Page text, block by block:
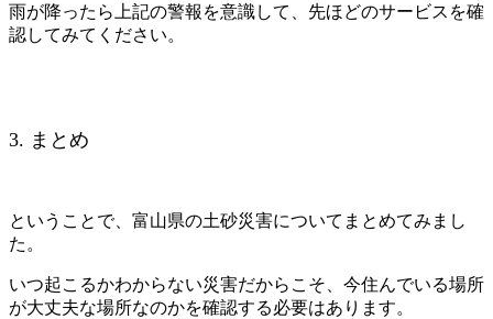
雨が降ったら上記の警報を意識して、先ほどのサービスを確
認してみてください。
3. まとめ
ということで、富山県の土砂災害についてまとめてみまし
た。
いつ起こるかわからない災害だからこそ、今住んでいる場所
が大丈夫な場所なのかを確認する必要はあります。